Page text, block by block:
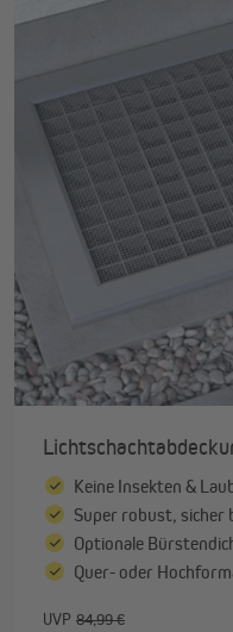
Keine Insekten &
Super robust, sicher
Optionale
Quer- oder
UVP 84,99 €